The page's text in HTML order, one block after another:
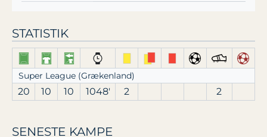
STATISTIK
Super League (Grækenland)
20 10 10 1048′ 2 2
SENESTE KAMPE